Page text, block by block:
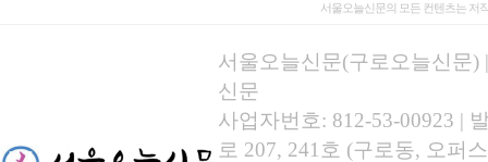
서울오늘신문의 모든 컨텐츠는 저
서울오늘신문(구로오늘신문)
신문
사업자번호: 812-53-00923 |
로 207, 241호 (구로동, 오퍼